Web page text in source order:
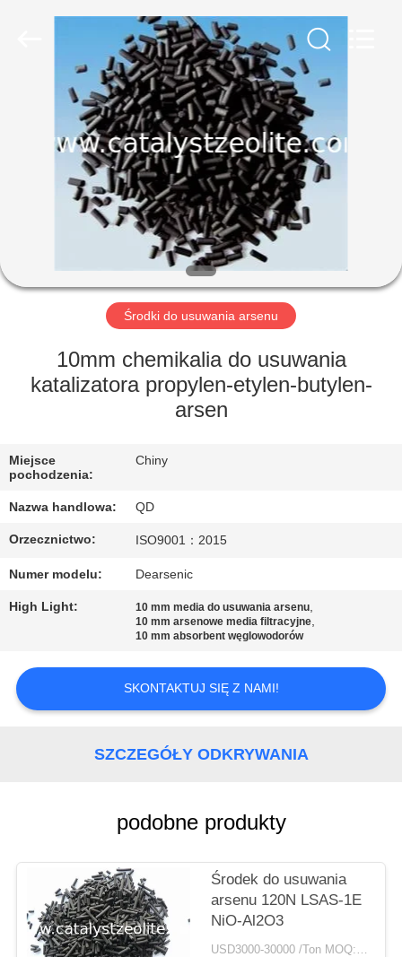
PRODUKTY
WYCIECZKA
FABRYCE
SKONTAKTUJ
NAMI
AKTUALNOŚCI
SPRAWY
SITEMAP
Środki do usuwania arsenu
10mm chemikalia do usuwania
katalizatora propylen-etylen-butylen-
arsen
Miejsce
pochodzenia:
Chiny
Nazwa handlowa: QD
Orzecznictwo: ISO9001：2015
Numer modelu: Dearsenic
High Light: 10 mm media do usuwania arsenu,
10 mm arsenowe media filtracyjne,
10 mm absorbent węglowodorów
SKONTAKTUJ SIĘ Z NAMI!
SZCZEGÓŁY ODKRYWANIA
podobne produkty
Środek do usuwania
arsenu 120N LSAS-1E
NiO-Al2O3
USD3000-30000 /Ton MOQ:1 KG